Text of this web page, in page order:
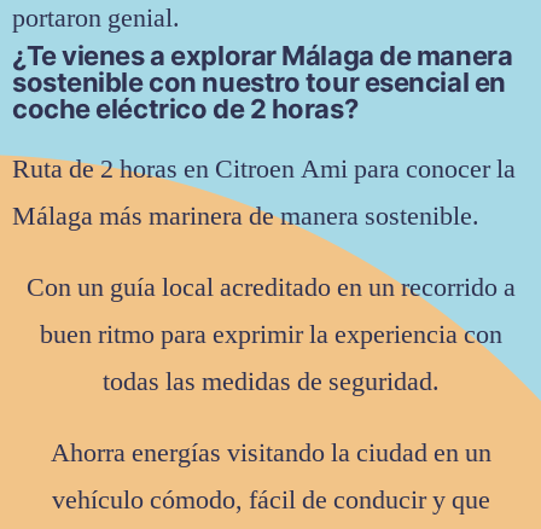
portaron genial.
¿Te vienes a explorar Málaga de manera
sostenible con nuestro tour esencial en
coche eléctrico de 2 horas?
Ruta de 2 horas en Citroen Ami para conocer la
Málaga más marinera de manera sostenible.
Con un guía local acreditado en un recorrido a
buen ritmo para exprimir la experiencia con
todas las medidas de seguridad.
Ahorra energías visitando la ciudad en un
vehículo cómodo, fácil de conducir y que